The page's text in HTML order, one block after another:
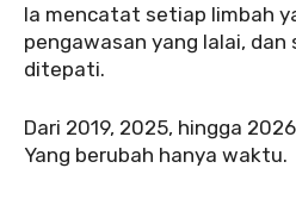
‎Ia mencatat setiap limbah
pengawasan yang lalai,
ditepati.
‎‎Dari 2019, 2025, hingga
Yang berubah hanya waktu.